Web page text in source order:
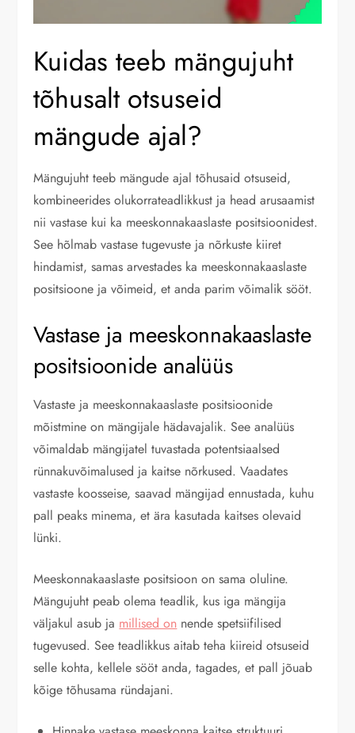
Kuidas teeb mängujuht
tõhusalt otsuseid
mängude ajal?
Mängujuht teeb mängude ajal tõhusaid otsuseid,
kombineerides olukorrateadlikkust ja head arusaamist
nii vastase kui ka meeskonnakaaslaste positsioonidest.
See hõlmab vastase tugevuste ja nõrkuste kiiret
hindamist, samas arvestades ka meeskonnakaaslaste
positsioone ja võimeid, et anda parim võimalik sööt.
Vastase ja meeskonnakaaslaste
positsioonide analüüs
Vastaste ja meeskonnakaaslaste positsioonide
mõistmine on mängijale hädavajalik. See analüüs
võimaldab mängijatel tuvastada potentsiaalsed
rünnakuvõimalused ja kaitse nõrkused. Vaadates
vastaste koosseise, saavad mängijad ennustada, kuhu
pall peaks minema, et ära kasutada kaitses olevaid
lünki.
Meeskonnakaaslaste positsioon on sama oluline.
Mängujuht peab olema teadlik, kus iga mängija
väljakul asub ja millised on nende spetsiifilised
tugevused. See teadlikkus aitab teha kiireid otsuseid
selle kohta, kellele sööt anda, tagades, et pall jõuab
kõige tõhusama ründajani.